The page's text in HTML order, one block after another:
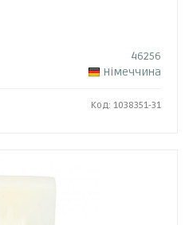
46256
Німеччина
Код: 1038351-31